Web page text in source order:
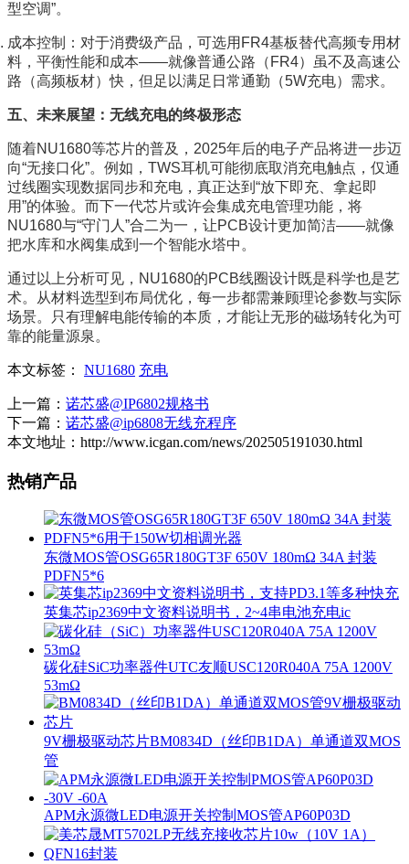
型空调”。
成本控制：对于消费级产品，可选用FR4基板替代高频专用材
料，平衡性能和成本——就像普通公路（FR4）虽不及高速公
路（高频板材）快，但足以满足日常通勤（5W充电）需求。
五、未来展望：无线充电的终极形态
随着NU1680等芯片的普及，2025年后的电子产品将进一步迈
向“无接口化”。例如，TWS耳机可能彻底取消充电触点，仅通
过线圈实现数据同步和充电，真正达到“放下即充、拿起即
用”的体验。而下一代芯片或许会集成充电管理功能，将
NU1680与“守门人”合二为一，让PCB设计更加简洁——就像
把水库和水阀集成到一个智能水塔中。
通过以上分析可见，NU1680的PCB线圈设计既是科学也是艺
术。从材料选型到布局优化，每一步都需兼顾理论参数与实际
场景。只有理解电能传输的本质，才能让无形的磁场转化为可
靠的能量源泉。
本文标签： NU1680 充电
上一篇： 诺芯盛@IP6802规格书
下一篇： 诺芯盛@ip6808无线充程序
本文地址：http://www.icgan.com/news/202505191030.html
热销产品
东微MOS管OSG65R180GT3F 650V 180mΩ 34A 封装
PDFN5*6
英集芯ip2369中文资料说明书，2~4串电池充电ic
碳化硅SiC功率器件UTC友顺USC120R040A 75A 1200V
53mΩ
9V栅极驱动芯片BM0834D（丝印B1DA）单通道双MOS
管
APM永源微LED电源开关控制MOS管AP60P03D